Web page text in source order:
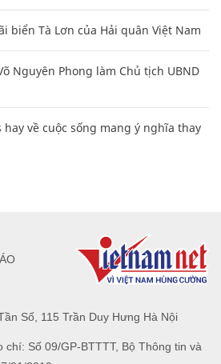
biển Tà Lơn của Hải quân Việt Nam
Nguyên Phong làm Chủ tịch UBND
về cuộc sống mang ý nghĩa thay
Số, 115 Trần Duy Hưng Hà Nội
chí: Số 09/GP-BTTTT, Bộ Thông tin và